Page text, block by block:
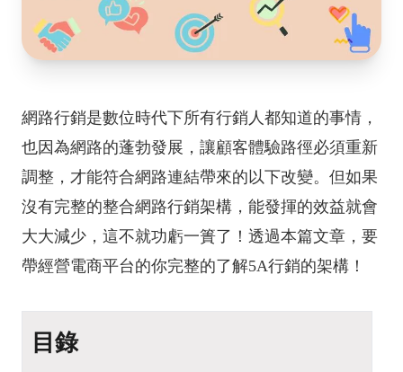
網路行銷是數位時代下所有行銷人都知道的事情，
也因為網路的蓬勃發展，讓顧客體驗路徑必須重新
調整，才能符合網路連結帶來的以下改變。但如果
沒有完整的整合網路行銷架構，能發揮的效益就會
大大減少，這不就功虧一簣了！透過本篇文章，要
帶經營電商平台的你完整的了解5A行銷的架構！
目錄